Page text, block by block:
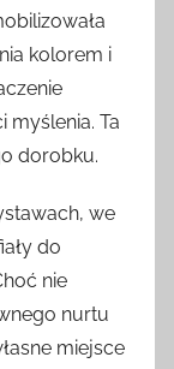
kolorem i
myślenia. Ta
dorobku.
we
do
nie
nurtu
miejsce